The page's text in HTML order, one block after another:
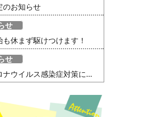
のお知らせ
せ
も休まず駆けつけます！
せ
ナウイルス感染症対策に...